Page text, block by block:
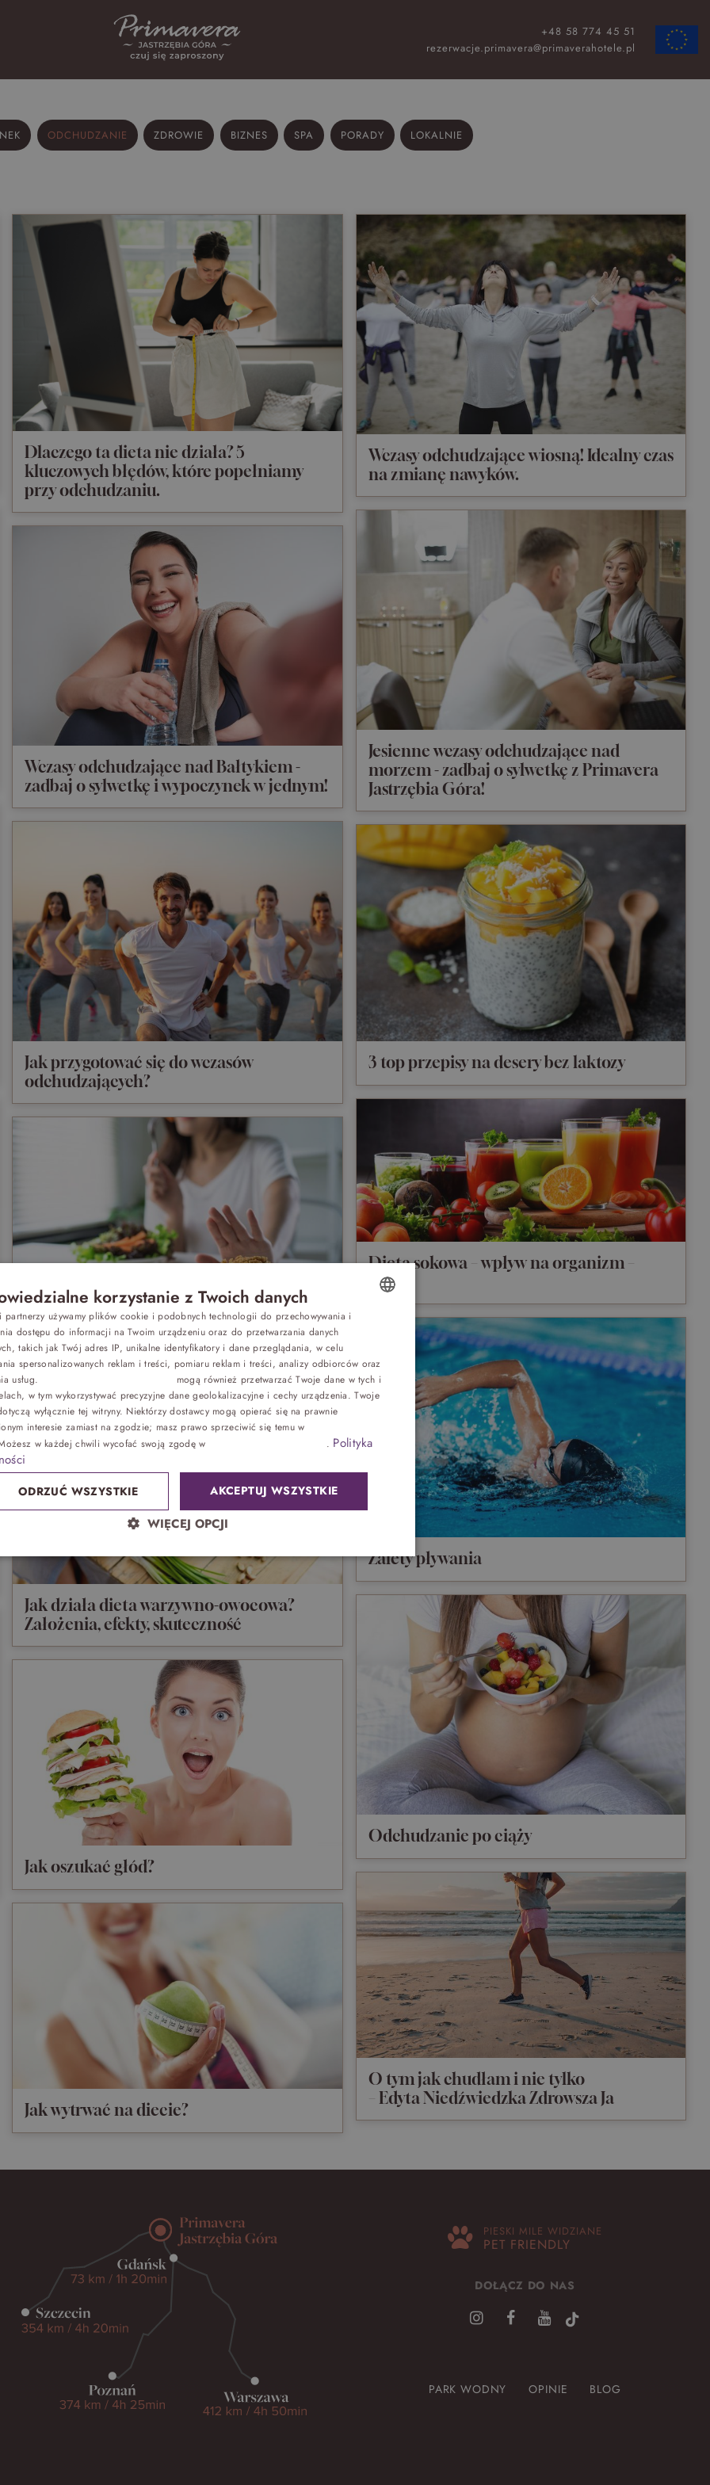
ZAMKNIJ
Z dziećmi
Biznes
Odchudzanie
Zdrowie
Sand SPA
atrakcje bez noclegu, przyjęcia
Park wodny
Top 5 bestsellers
WAKACJE nad morzem - Wyspa Skarbów -
Pełne atrakcji Lato 2026
Program odchudzający Start
Program odchudzający SPA Deluxe
Sylwester w klimacie Moulin Rouge - pobyt z
balem - FIRST MINUTE
SPA dla przyjaciółek
PIESKI MILE WIDZIANE
PET FRIENDLY
+48 58 774 45 51
rezerwacje.primavera@primaverahotele.pl
ODCHUDZANIE ZDROWIE BIZNES SPA PORADY LOKALNIE
Dlaczego ta dieta nie działa? 5
kluczowych błędów, które popełniamy
przy odchudzaniu.
Wczasy odchudzające wiosną! Idealny czas
na zmianę nawyków.
Jesienne wczasy odchudzające nad
morzem - zadbaj o sylwetkę z Primavera
Jastrzębia Góra!
Wczasy odchudzające nad Bałtykiem -
zadbaj o sylwetkę i wypoczynek w jednym!
Jak przygotować się do wczasów
odchudzających?
3 top przepisy na desery bez laktozy
Dieta sokowa – wpływ na organizm –
efekty
Jak nie przytyć na wakacjach?
Zalety pływania
Jak działa dieta warzywno-owocowa?
Założenia, efekty, skuteczność
Odchudzanie po ciąży
Jak oszukać głód?
O tym jak chudłam i nie tylko
– Edyta Niedźwiedzka Zdrowsza Ja
Jak wytrwać na diecie?
PIESKI MILE WIDZIANE
PET FRIENDLY
DOŁĄCZ DO NAS
PARK WODNY OPINIE BLOG
GERMAN
korzystanie z Twoich danych
partnerzy używamy plików cookie i podobnych technologii do przechowywania i
dostępu do informacji na Twoim urządzeniu oraz do przetwarzania danych
takich jak Twój adres IP, unikalne identyfikatory i dane przeglądania, w celu
spersonalizowanych reklam i treści, pomiaru reklam i treści, analizy odbiorców oraz
usług.
mogą również przetwarzać Twoje dane w tych i
w tym wykorzystywać precyzyjne dane geolokalizacyjne i cechy urządzenia. Twoje
wyłącznie tej witryny. Niektórzy dostawcy mogą opierać się na prawnie
interesie zamiast na zgodzie; masz prawo sprzeciwić się temu w
w każdej chwili wycofać swoją zgodę w . Polityka
AKCEPTUJ WSZYSTKIE
ODRZUĆ WSZYSTKIE
WIĘCEJ OPCJI